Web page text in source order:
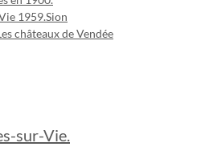
1959.Sion
châteaux de Vendée
sur-Vie.